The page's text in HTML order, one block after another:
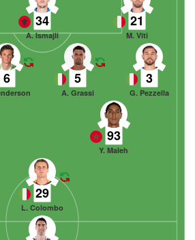
21
M. Viti
34
A. Ismajli
3
G. Pezzella
5
A. Grassi
6
93
Y. Maleh
29
L. Colombo